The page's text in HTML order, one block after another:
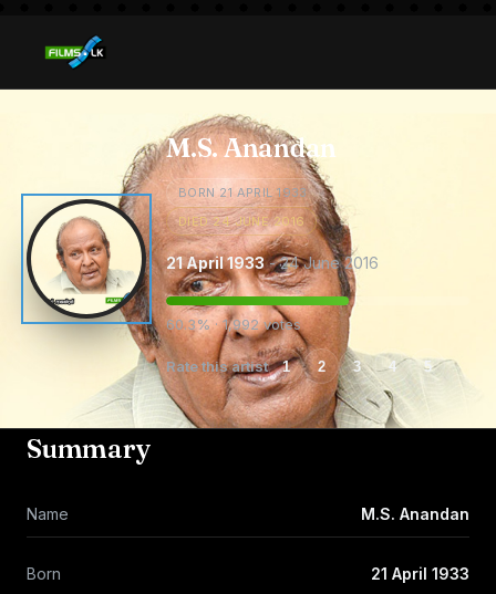
M.S. Anandan
BORN 21 APRIL 1933
DIED 24 JUNE 2016
21 April 1933- 24 June 2016
60.3% · 1,992 votes
Rate this artist 1 2 3 4 5
Summary
Name M.S. Anandan
Born 21 April 1933